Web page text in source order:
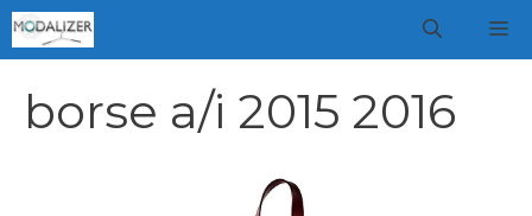
Vai
al
borse a/i 2015 2016